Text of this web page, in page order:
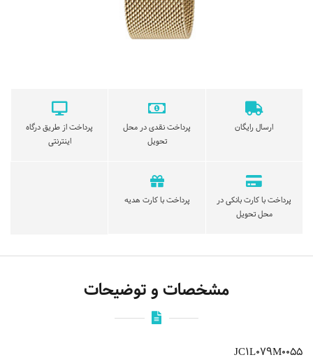
ارسال رایگان
پرداخت نقدی در محل
تحویل
پرداخت از طریق درگاه
اینترنتی
پرداخت با کارت بانکی در
محل تحویل
پرداخت با کارت هدیه
مشخصات و توضیحات
JC1L079M0055